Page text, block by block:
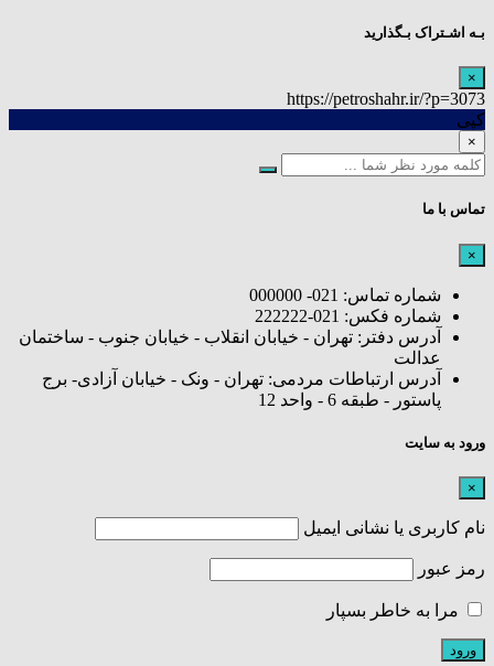
بـه اشـتراک بـگذارید
×
https://petroshahr.ir/?p=3073
کپی
×
تماس با ما
×
شماره تماس: 021- 000000
شماره فکس: 021-222222
آدرس دفتر: تهران - خیابان انقلاب - خیابان جنوب - ساختمان
عدالت
آدرس ارتباطات مردمی: تهران - ونک - خیابان آزادی- برج
پاستور - طبقه 6 - واحد 12
ورود به سایت
×
نام کاربری یا نشانی ایمیل
رمز عبور
مرا به خاطر بسپار